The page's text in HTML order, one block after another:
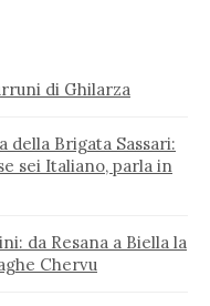
di Ghilarza
della Brigata Sassari:
sei Italiano, parla in
da Resana a Biella la
Chervu